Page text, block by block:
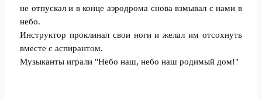
не отпускал и в конце аэродрома снова взмывал с нами в
небо.
Инструктор проклинал свои ноги и желал им отсохнуть
вместе с аспирантом.
Музыканты играли "Небо наш, небо наш родимый дом!"